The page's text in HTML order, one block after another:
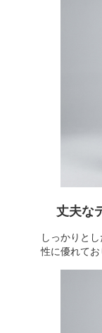
丈夫な
しっかりと
性に優れて